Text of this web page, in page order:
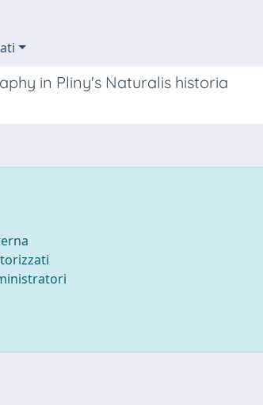
in Pliny's Naturalis historia